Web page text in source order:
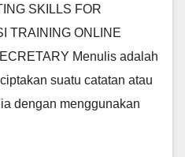
SKILLS FOR
TRAINING ONLINE
Menulis adalah
suatu catatan atau
dengan menggunakan